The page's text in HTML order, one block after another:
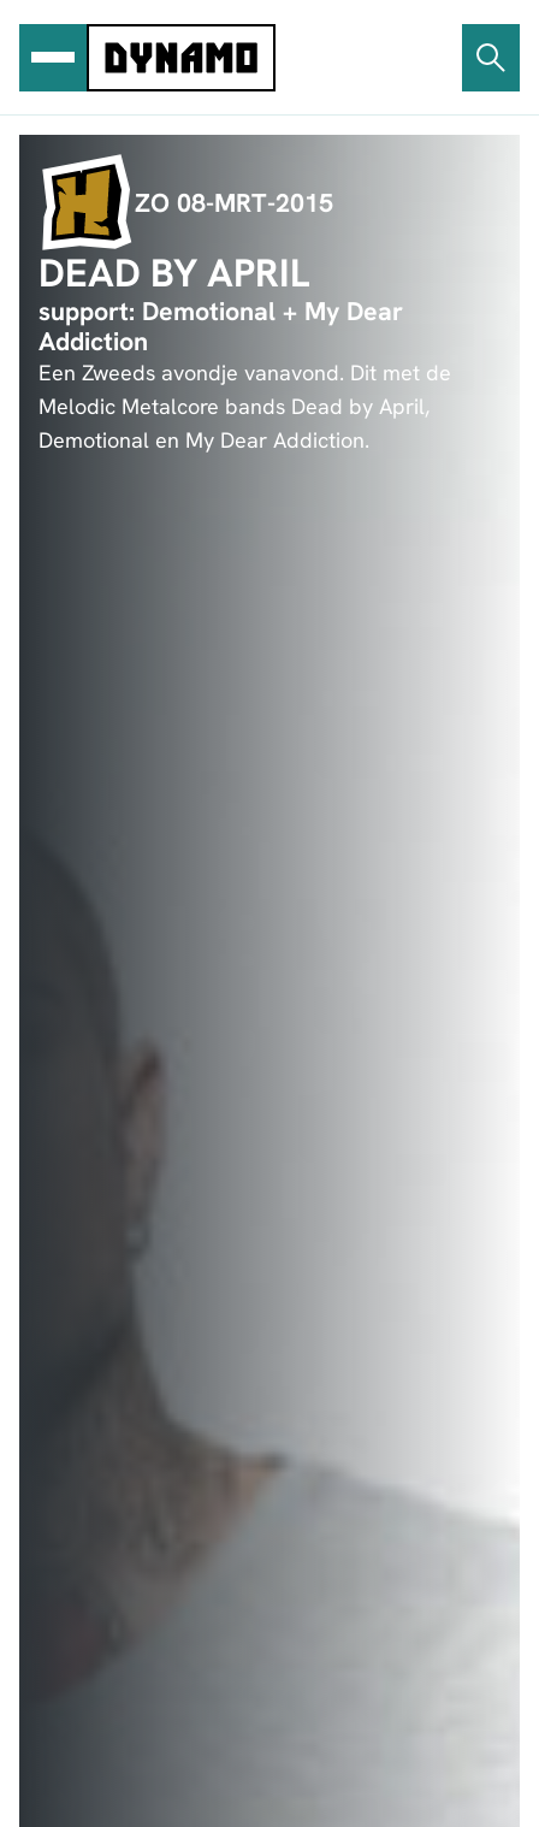
inhoud
ZO 08-MRT-2015
DEAD BY APRIL
support: Demotional + My Dear
Addiction
Een Zweeds avondje vanavond. Dit met de
Melodic Metalcore bands Dead by April,
Demotional en My Dear Addiction.